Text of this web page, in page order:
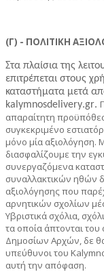
(Γ) - ΠΟΛΙΤΙΚΗ
Στα πλαίσια της
επιτρέπεται στους
καταστήματα μετά
kalymnosdelivery.gr.
απαραίτητη
συγκεκριμένο
μόνο μία αξιολόγηση.
διασφαλίζουμε την
συνεργαζόμενα
συναλλακτικών ηθών
αξιολόγησης που
αρνητικών σχολίων
Υβριστικά σχόλια,
τα οποία άπτονται του
Δημοσίων Αρχών, δε
υπεύθυνοι του
αυτή την απόφαση.